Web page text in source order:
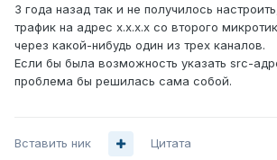
3 года назад так и не получилось
трафик на адрес х.х.х.х со второго
через какой-нибудь один из трех каналов.
Если бы была возможность указать src-
проблема бы решилась сама собой.
Вставить ник Цитата